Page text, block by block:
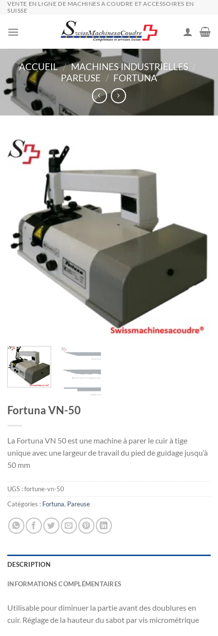
Passer
contenu
VENTE EN LIGNE DE MACHINES A COUDRE ET ACCESSOIRES EN
SUISSE
ACCUEIL / MACHINES INDUSTRIELLES /
PAREUSE / FORTUNA
Fortuna VN-50
La Fortuna VN 50 est une machine à parer le cuir à tige
unique avec une largeur de travail du pied de guidage jusqu’à
50 mm
UGS :fortune-vn-50
Catégories : Fortuna, Pareuse
DESCRIPTION
INFORMATIONS COMPLÉMENTAIRES
Utilisable pour diminuer la partie avant des doublures en
cuir. Réglage de la hauteur du sabot par vis micrométrique